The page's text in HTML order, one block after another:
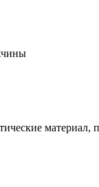
материал,